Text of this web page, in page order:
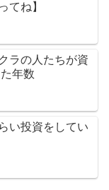
てね】
ラの人たちが資
年数
い投資をしてい